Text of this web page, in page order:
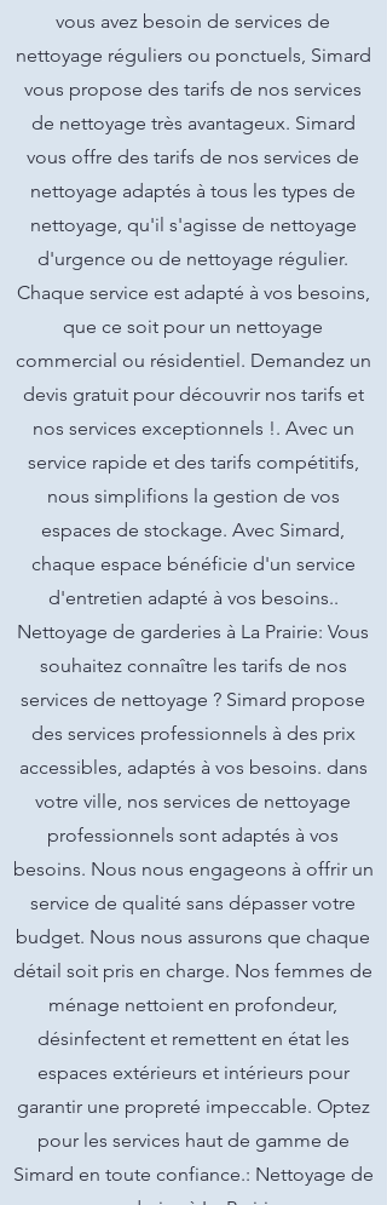
vous avez besoin de services de
nettoyage réguliers ou ponctuels, Simard
vous propose des tarifs de nos services
de nettoyage très avantageux. Simard
vous offre des tarifs de nos services de
nettoyage adaptés à tous les types de
nettoyage, qu'il s'agisse de nettoyage
d'urgence ou de nettoyage régulier.
Chaque service est adapté à vos besoins,
que ce soit pour un nettoyage
commercial ou résidentiel. Demandez un
devis gratuit pour découvrir nos tarifs et
nos services exceptionnels !. Avec un
service rapide et des tarifs compétitifs,
nous simplifions la gestion de vos
espaces de stockage. Avec Simard,
chaque espace bénéficie d'un service
d'entretien adapté à vos besoins..
Nettoyage de garderies à La Prairie: Vous
souhaitez connaître les tarifs de nos
services de nettoyage ? Simard propose
des services professionnels à des prix
accessibles, adaptés à vos besoins. dans
votre ville, nos services de nettoyage
professionnels sont adaptés à vos
besoins. Nous nous engageons à offrir un
service de qualité sans dépasser votre
budget. Nous nous assurons que chaque
détail soit pris en charge. Nos femmes de
ménage nettoient en profondeur,
désinfectent et remettent en état les
espaces extérieurs et intérieurs pour
garantir une propreté impeccable. Optez
pour les services haut de gamme de
Simard en toute confiance.: Nettoyage de